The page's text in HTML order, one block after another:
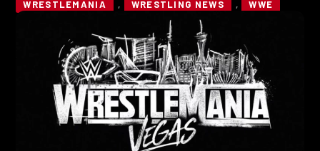
WRESTLEMANIA
, WRESTLING NEWS , WWE